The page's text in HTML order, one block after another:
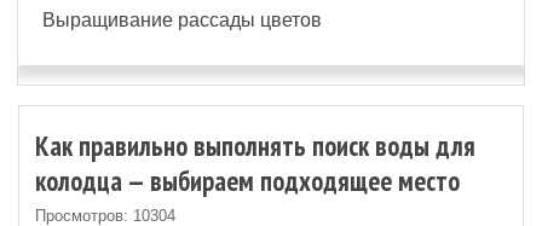
Выращивание рассады цветов
Как правильно выполнять поиск воды для
колодца — выбираем подходящее место
Просмотров: 10304